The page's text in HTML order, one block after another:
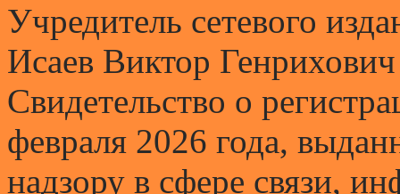
Учредитель сетевого
Исаев Виктор Генрихович
Свидетельство о
февраля 2026 года,
надзору в сфере связи,